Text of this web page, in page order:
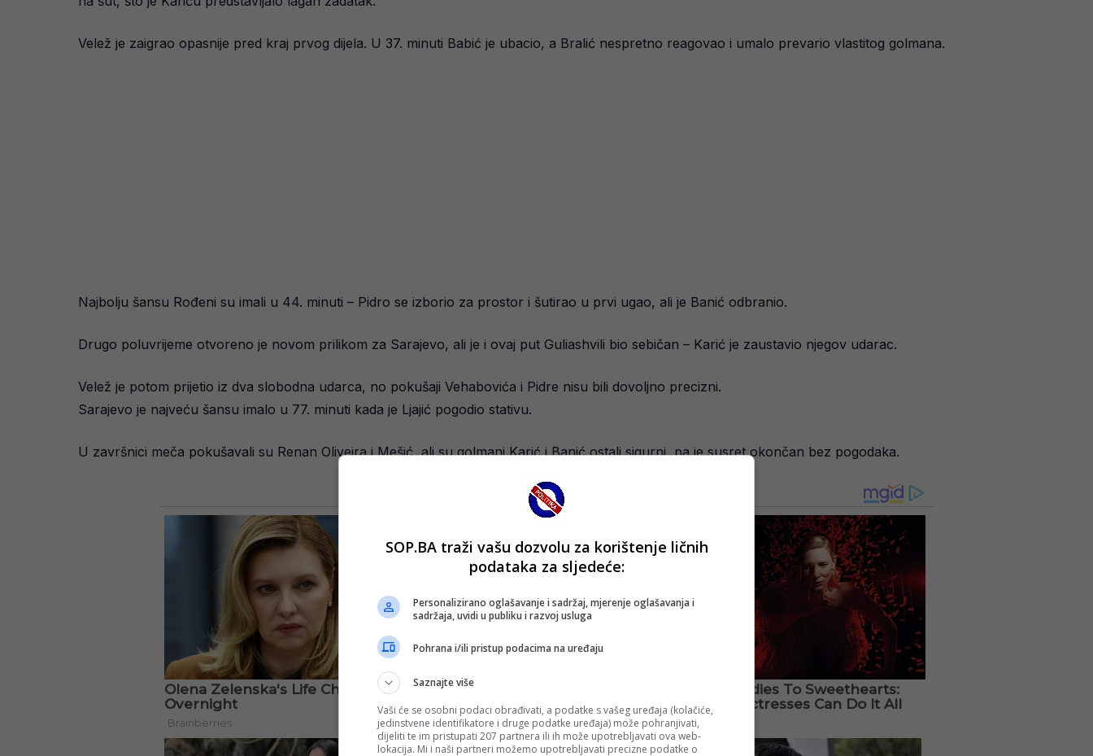
Velež je zaigrao opasnije pred kraj prvog dijela. U 37. minuti Babić je ubacio, a Bralić nespretno reagovao i umalo prevario vlastitog golmana.
Najbolju šansu Rođeni su imali u 44. minuti – Pidro se izborio za prostor i šutirao u prvi ugao, ali je Banić odbranio.
Drugo poluvrijeme otvoreno je novom prilikom za Sarajevo, ali je i ovaj put Guliashvili bio sebičan – Karić je zaustavio njegov udarac.
Velež je potom prijetio iz dva slobodna udarca, no pokušaji Vehabovića i Pidre nisu bili dovoljno precizni.
Sarajevo je najveću šansu imalo u 77. minuti kada je Ljajić pogodio stativu.
U završnici meča pokušavali su Renan Oliveira i Mešić, ali su golmani Karić i Banić ostali sigurni, pa je susret okončan bez pogodaka.
SOP.BA traži vašu dozvolu za korištenje ličnih
podataka za sljedeće:
Personalizirano oglašavanje i sadržaj, mjerenje oglašavanja i
sadržaja, uvidi u publiku i razvoj usluga
Pohrana i/ili pristup podacima na uređaju
Saznajte više
Vaši će se osobni podaci obrađivati, a podatke s vašeg uređaja (kolačiće,
jedinstvene identifikatore i druge podatke uređaja) može pohranjivati,
dijeliti te im pristupati 207 partnera ili ih može upotrebljavati ova web-
lokacija. Mi i naši partneri možemo upotrebljavati precizne podatke o